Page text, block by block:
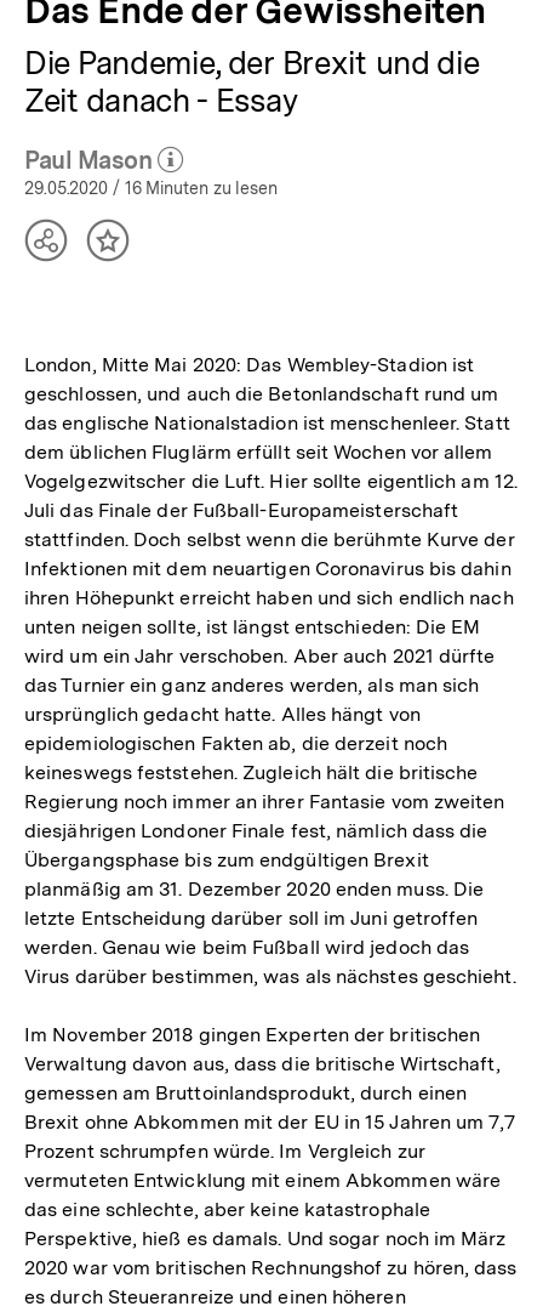
Das Ende der Gewissheiten
Die Pandemie, der Brexit und die
Zeit danach - Essay
Paul Mason
(Mehr zum Autor)
öffnen
29.05.2020 / 16 Minuten zu lesen
TeilenInhalt
London, Mitte Mai 2020: Das Wembley-Stadion ist
geschlossen, und auch die Betonlandschaft rund um
das englische Nationalstadion ist menschenleer. Statt
dem üblichen Fluglärm erfüllt seit Wochen vor allem
Vogelgezwitscher die Luft. Hier sollte eigentlich am 12.
Juli das Finale der Fußball-Europameisterschaft
stattfinden. Doch selbst wenn die berühmte Kurve der
Infektionen mit dem neuartigen Coronavirus bis dahin
ihren Höhepunkt erreicht haben und sich endlich nach
unten neigen sollte, ist längst entschieden: Die EM
wird um ein Jahr verschoben. Aber auch 2021 dürfte
das Turnier ein ganz anderes werden, als man sich
ursprünglich gedacht hatte. Alles hängt von
epidemiologischen Fakten ab, die derzeit noch
keineswegs feststehen. Zugleich hält die britische
Regierung noch immer an ihrer Fantasie vom zweiten
diesjährigen Londoner Finale fest, nämlich dass die
Übergangsphase bis zum endgültigen Brexit
planmäßig am 31. Dezember 2020 enden muss. Die
letzte Entscheidung darüber soll im Juni getroffen
werden. Genau wie beim Fußball wird jedoch das
Virus darüber bestimmen, was als nächstes geschieht.
Im November 2018 gingen Experten der britischen
Verwaltung davon aus, dass die britische Wirtschaft,
gemessen am Bruttoinlandsprodukt, durch einen
Brexit ohne Abkommen mit der EU in 15 Jahren um 7,7
Prozent schrumpfen würde. Im Vergleich zur
vermuteten Entwicklung mit einem Abkommen wäre
das eine schlechte, aber keine katastrophale
Perspektive, hieß es damals. Und sogar noch im März
2020 war vom britischen Rechnungshof zu hören, dass
es durch Steueranreize und einen höheren